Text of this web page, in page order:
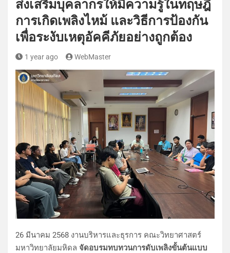
ส่งเสริมบุคลากรให้มีความรู้ในทฤษฎี
การเกิดเพลิงไหม้ และวิธีการป้องกัน
เพื่อระงับเหตุอัคคีภัยอย่างถูกต้อง
1 year ago WebMaster
26 มีนาคม 2568 งานบริหารและธุรการ คณะวิทยาศาสตร์
มหาวิทยาลัยมหิดล จัดอบรมทบทวนการดับเพลิงขั้นต้นแบบ